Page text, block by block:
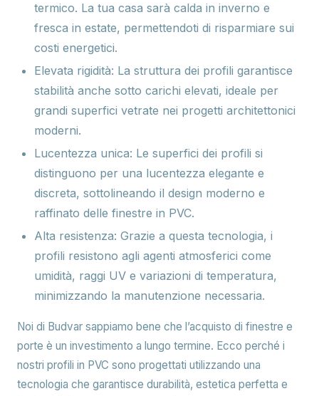
termico. La tua casa sarà calda in inverno e
fresca in estate, permettendoti di risparmiare sui
costi energetici.
Elevata rigidità: La struttura dei profili garantisce
stabilità anche sotto carichi elevati, ideale per
grandi superfici vetrate nei progetti architettonici
moderni.
Lucentezza unica: Le superfici dei profili si
distinguono per una lucentezza elegante e
discreta, sottolineando il design moderno e
raffinato delle finestre in PVC.
Alta resistenza: Grazie a questa tecnologia, i
profili resistono agli agenti atmosferici come
umidità, raggi UV e variazioni di temperatura,
minimizzando la manutenzione necessaria.
Noi di Budvar sappiamo bene che l’acquisto di finestre e
porte è un investimento a lungo termine. Ecco perché i
nostri profili in PVC sono progettati utilizzando una
tecnologia che garantisce durabilità, estetica perfetta e